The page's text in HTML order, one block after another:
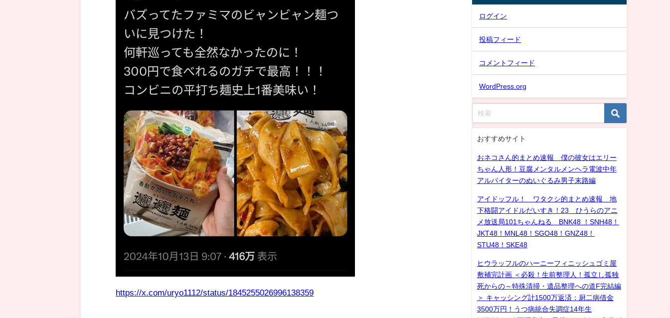
https://x.com/uryo1112/status/1845255026996138359
ログイン
投稿フィード
コメントフィード
WordPress.org
おすすめサイト
おネコさん的まとめ速報 僕の彼女はエリー
ちゃん人形！豆腐メンタルメンヘラ電波中年
アルバイターのぬいぐるみ男子末路編
アイドッフル！ ワタクシ的まとめ速報 地
下格闘アイドルだいすき！23 ひうらのアニ
メ放送局101ちゃんねる BNK48 ！SNH48！
JKT48！MNL48！SGO48！GNZ48！
STU48！SKE48
ヒウラッフルのハーニーフィニッシュゴミ屋
敷補完計画 ＜必殺！生前整理人！孤立し孤独
死からの～特殊清掃・遺品整理への道F完結編
＞ キャッシング計1500万返済：厨二病借金
3500万円！うつ病統合失調症14年生